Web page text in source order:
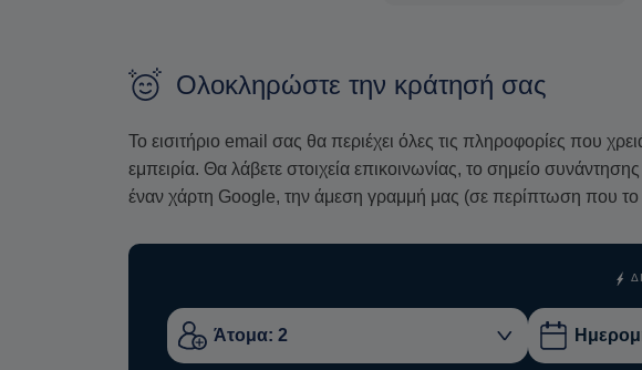
Αυτή η εμπειρία προσφέρει έναν ιδανικό συνδυασμό
του νησιού.
Ολοκληρώστε την κράτησή σας
Το εισιτήριο email σας θα περιέχει όλες τις πληροφορίες που
εμπειρία. Θα λάβετε στοιχεία επικοινωνίας, το σημείο
έναν χάρτη Google, την άμεση γραμμή μας (σε περίπτωση που το